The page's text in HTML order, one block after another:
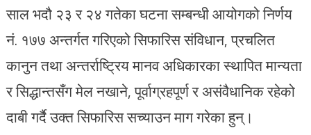
साल भदौ २३ र २४ गतेका घटना सम्बन्धी आयोगको निर्णय
नं. १७७ अन्तर्गत गरिएको सिफारिस संविधान, प्रचलित
कानुन तथा अन्तर्राष्ट्रिय मानव अधिकारका स्थापित मान्यता
र सिद्धान्तसँग मेल नखाने, पूर्वाग्रहपूर्ण र असंवैधानिक रहेको
दाबी गर्दै उक्त सिफारिस सच्याउन माग गरेका हुन्।